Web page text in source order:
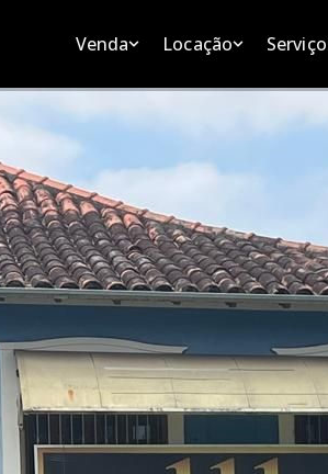
Venda
Coberturas
Terrenos
Casas de Condomínio
Áreas Rurais
Ponto Comercial
Sala Comercial
Locação
Terrenos
Casas de
Áreas Rurais
Ponto Comercial
Sala Comercial
Venda
Apartamentos
Casas
Coberturas
Terrenos
Casas de Condomínio
Áreas Comerciais
Áreas Rurais
Ponto Comercial
Sala Comercial
Locação
Apartamentos
Coberturas
Terrenos
Casas de
Áreas Comerciais
Áreas Rurais
Ponto Comercial
Sala Comercial
Serviços
Solicite